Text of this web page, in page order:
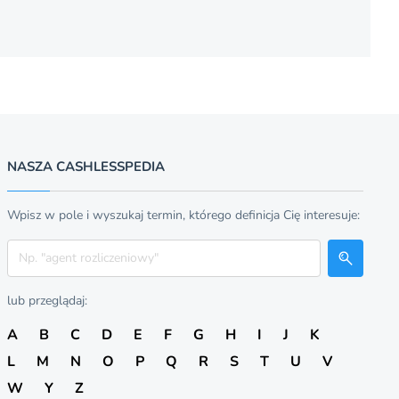
NASZA CASHLESSPEDIA
Wpisz w pole i wyszukaj termin, którego definicja Cię interesuje:
Szukaj
lub przeglądaj:
A B C D E F G H I J
K
L
M N O P Q R S T U
V
W
Y Z